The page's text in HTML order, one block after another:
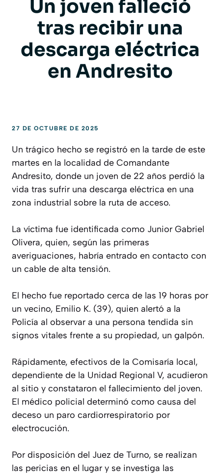
Un joven falleció
tras recibir una
descarga eléctrica
en Andresito
27 DE OCTUBRE DE 2025
Un trágico hecho se registró en la tarde de este
martes en la localidad de Comandante
Andresito, donde un joven de 22 años perdió la
vida tras sufrir una descarga eléctrica en una
zona industrial sobre la ruta de acceso.
La víctima fue identificada como Junior Gabriel
Olivera, quien, según las primeras
averiguaciones, habría entrado en contacto con
un cable de alta tensión.
El hecho fue reportado cerca de las 19 horas por
un vecino, Emilio K. (39), quien alertó a la
Policía al observar a una persona tendida sin
signos vitales frente a su propiedad, un galpón.
Rápidamente, efectivos de la Comisaría local,
dependiente de la Unidad Regional V, acudieron
al sitio y constataron el fallecimiento del joven.
El médico policial determinó como causa del
deceso un paro cardiorrespiratorio por
electrocución.
Por disposición del Juez de Turno, se realizan
las pericias en el lugar y se investiga las